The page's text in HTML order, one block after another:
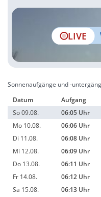
LIVE
Sonnenaufgänge und -
Datum
Aufgang
So 09.08.
06:05 Uhr
Mo 10.08.
06:06 Uhr
Di 11.08.
06:08 Uhr
Mi 12.08.
06:09 Uhr
Do 13.08.
06:11 Uhr
Fr 14.08.
06:12 Uhr
Sa 15.08.
06:13 Uhr